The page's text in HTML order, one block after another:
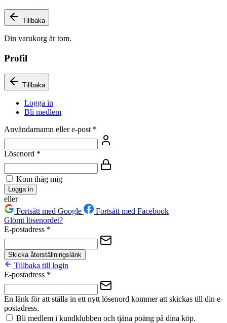
Tillbaka
Din varukorg är tom.
Profil
Tillbaka
Logga in
Bli medlem
Användarnamn eller e-post *
Lösenord *
Kom ihåg mig
Logga in
eller
Fortsätt med Google
Fortsätt med Facebook
Glömt lösenordet?
E-postadress *
Skicka återställningslänk
Tillbaka till login
E-postadress *
En länk för att ställa in ett nytt lösenord kommer att skickas till din e-
postadress.
Bli medlem i kundklubben och tjäna poäng på dina köp.